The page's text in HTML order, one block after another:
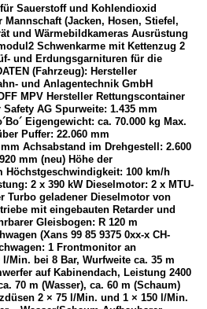
Sauerstoff und Kohlendioxid
(Jacken, Hosen, Stiefel,
und Wärmebildkameras Ausrüstung
Schwenkarme mit Kettenzug 2
und Erdungsgarnituren für die
(Fahrzeug): Hersteller
und Anlagentechnik GmbH
MPV Hersteller Rettungscontainer
AG Spurweite: 1.435 mm
Eigengewicht: ca. 70.000 kg Max.
Puffer: 22.060 mm
Achsabstand im Drehgestell: 2.600
mm (neu) Höhe der
Höchstgeschwindigkeit: 100 km/h
2 x 390 kW Dieselmotor: 2 x MTU-
Turbo geladener Dieselmotor von
mit eingebauten Retarder und
Gleisbogen: R 120 m
(Xans 99 85 9375 0xx-x CH-
1 Frontmonitor an
Min. bei 8 Bar, Wurfweite ca. 35 m
auf Kabinendach, Leistung 2400
70 m (Wasser), ca. 60 m (Schaum)
2 × 75 l/Min. und 1 × 150 l/Min.